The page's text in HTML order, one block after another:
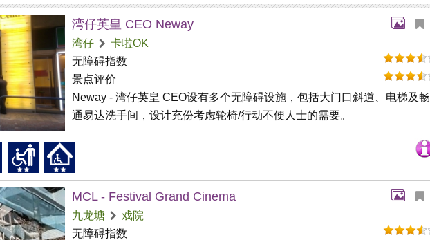
湾仔英皇 CEO Neway
湾仔
卡啦OK
无障碍指数
景点评价
Neway - 湾仔英皇 CEO设有多个无障碍设施，包括大门口斜道、电梯及畅
通易达洗手间，设计充份考虑轮椅/行动不便人士的需要。
MCL - Festival Grand Cinema
九龙塘
戏院
无障碍指数